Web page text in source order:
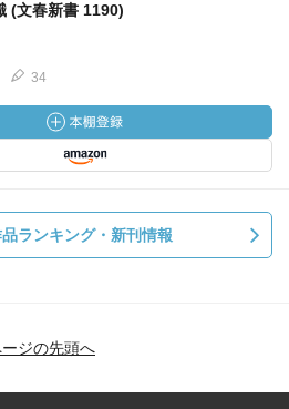
(文春新書 1190)
34
ランキング・新刊情報
ジの先頭へ